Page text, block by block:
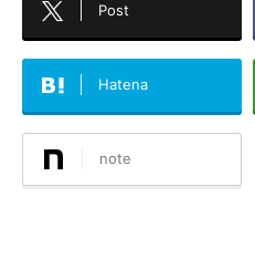
Post
Hatena
note